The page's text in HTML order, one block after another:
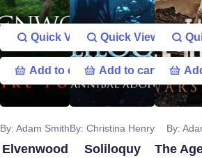
Quick View
Add to cart
By: Adam Smith
Elvenwood
Quick View
Add to cart
By: Christina Henry
Soliloquy
By:
The